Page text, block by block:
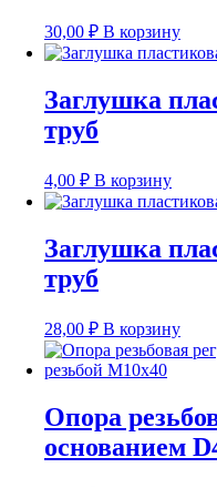
30,00 ₽ В корзину
Заглушка
труб
4,00 ₽ В корзину
Заглушка
труб
28,00 ₽ В корзину
Опора
основанием